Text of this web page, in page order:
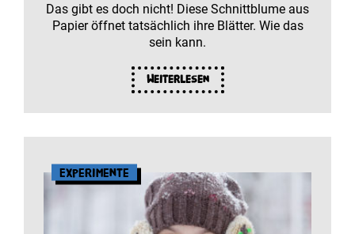
Das gibt es doch nicht! Diese Schnittblume aus
Papier öffnet tatsächlich ihre Blätter. Wie das
sein kann.
Weiterlesen
Experimente